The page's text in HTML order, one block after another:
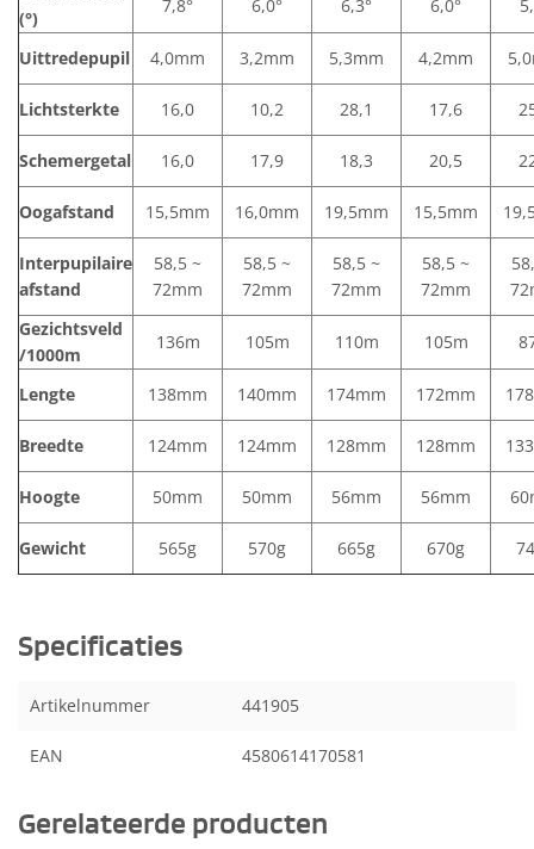
(°)
7,8° 6,0° 6,3° 6,0°
Uittredepupil 4,0mm 3,2mm 5,3mm 4,2mm
Lichtsterkte 16,0 10,2 28,1 17,6
Schemergetal 16,0 17,9 18,3 20,5
Oogafstand 15,5mm 16,0mm 19,5mm 15,5mm
Interpupilaire
afstand
58,5 ~
72mm
58,5 ~
72mm
58,5 ~
72mm
58,5 ~
72mm
Gezichtsveld
/1000m
136m 105m 110m 105m
Lengte 138mm 140mm 174mm 172mm
Breedte 124mm 124mm 128mm 128mm
Hoogte 50mm 50mm 56mm 56mm
Gewicht 565g 570g 665g 670g
Specificaties
Artikelnummer 441905
EAN 4580614170581
Gerelateerde producten